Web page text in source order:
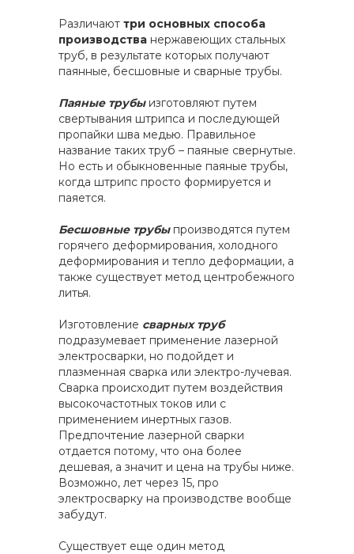
Различают три основных способа
производства нержавеющих стальных
труб, в результате которых получают
паянные, бесшовные и сварные трубы.
Паяные трубыизготовляют путем
свертывания штрипса и последующей
пропайки шва медью. Правильное
название таких труб – паяные свернутые.
Но есть и обыкновенные паяные трубы,
когда штрипс просто формируется и
паяется.
Бесшовные трубыпроизводятся путем
горячего деформирования, холодного
деформирования и тепло деформации, а
также существует метод центробежного
литья.
Изготовление сварных труб
подразумевает применение лазерной
электросварки, но подойдет и
плазменная сварка или электро-лучевая.
Сварка происходит путем воздействия
высокочастотных токов или с
применением инертных газов.
Предпочтение лазерной сварки
отдается потому, что она более
дешевая, а значит и цена на трубы ниже.
Возможно, лет через 15, про
электросварку на производстве вообще
забудут.
Существует еще один метод